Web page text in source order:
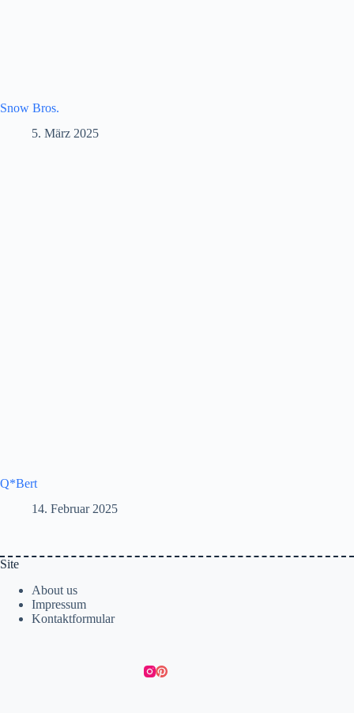
Snow Bros.
5. März 2025
Q*Bert
14. Februar 2025
Site
About us
Impressum
Kontaktformular